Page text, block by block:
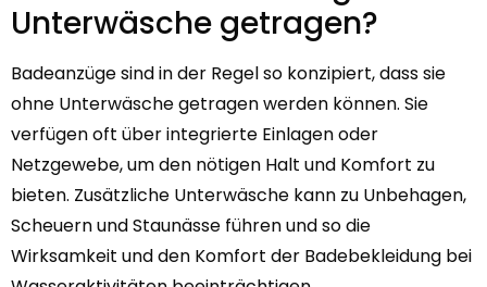
Unterwäsche getragen?
Badeanzüge sind in der Regel so konzipiert, dass sie
ohne Unterwäsche getragen werden können. Sie
verfügen oft über integrierte Einlagen oder
Netzgewebe, um den nötigen Halt und Komfort zu
bieten. Zusätzliche Unterwäsche kann zu Unbehagen,
Scheuern und Staunässe führen und so die
Wirksamkeit und den Komfort der Badebekleidung bei